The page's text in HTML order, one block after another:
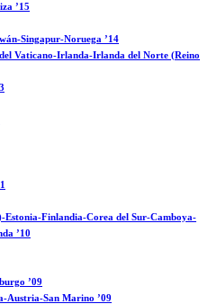
’15
Singapur-Noruega ’14
Vaticano-Irlanda-Irlanda del Norte (Reino
Finlandia-Corea del Sur-Camboya-
’10
’09
Austria-San Marino ’09